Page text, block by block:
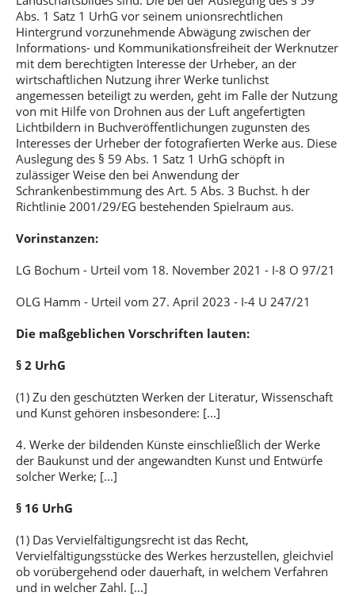
Abs. 1 Satz 1 UrhG vor seinem unionsrechtlichen
Hintergrund vorzunehmende Abwägung zwischen der
Informations- und Kommunikationsfreiheit der Werknutzer
mit dem berechtigten Interesse der Urheber, an der
wirtschaftlichen Nutzung ihrer Werke tunlichst
angemessen beteiligt zu werden, geht im Falle der Nutzung
von mit Hilfe von Drohnen aus der Luft angefertigten
Lichtbildern in Buchveröffentlichungen zugunsten des
Interesses der Urheber der fotografierten Werke aus. Diese
Auslegung des § 59 Abs. 1 Satz 1 UrhG schöpft in
zulässiger Weise den bei Anwendung der
Schrankenbestimmung des Art. 5 Abs. 3 Buchst. h der
Richtlinie 2001/29/EG bestehenden Spielraum aus.
Vorinstanzen:
LG Bochum - Urteil vom 18. November 2021 - I-8 O 97/21
OLG Hamm - Urteil vom 27. April 2023 - I-4 U 247/21
Die maßgeblichen Vorschriften lauten:
§ 2 UrhG
(1) Zu den geschützten Werken der Literatur, Wissenschaft
und Kunst gehören insbesondere: [...]
4. Werke der bildenden Künste einschließlich der Werke
der Baukunst und der angewandten Kunst und Entwürfe
solcher Werke; [...]
§ 16 UrhG
(1) Das Vervielfältigungsrecht ist das Recht,
Vervielfältigungsstücke des Werkes herzustellen, gleichviel
ob vorübergehend oder dauerhaft, in welchem Verfahren
und in welcher Zahl. [...]